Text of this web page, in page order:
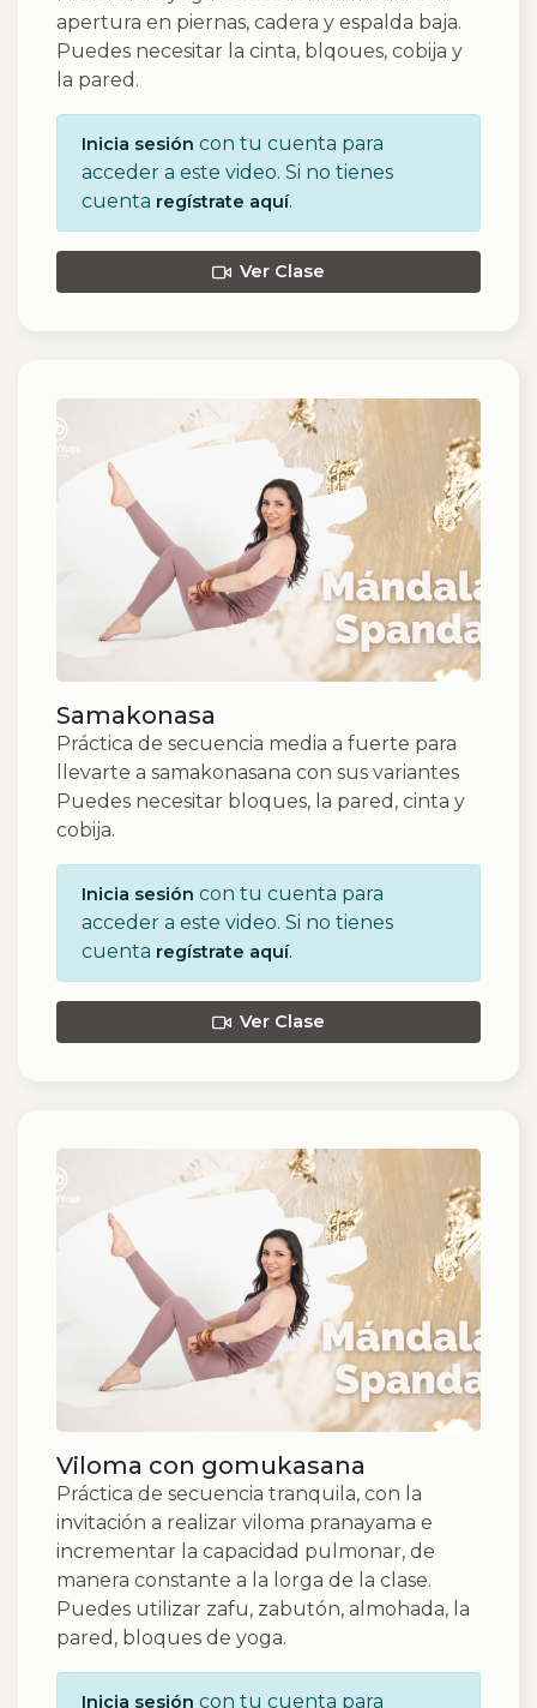
apertura en piernas, cadera y espalda baja.
Puedes necesitar la cinta, blqoues, cobija y
la pared.
Inicia sesión con tu cuenta para
acceder a este video. Si no tienes
cuenta regístrate aquí.
Ver Clase
Samakonasa
Práctica de secuencia media a fuerte para
llevarte a samakonasana con sus variantes
Puedes necesitar bloques, la pared, cinta y
cobija.
Inicia sesión con tu cuenta para
acceder a este video. Si no tienes
cuenta regístrate aquí.
Ver Clase
Viloma con gomukasana
Práctica de secuencia tranquila, con la
invitación a realizar viloma pranayama e
incrementar la capacidad pulmonar, de
manera constante a la lorga de la clase.
Puedes utilizar zafu, zabutón, almohada, la
pared, bloques de yoga.
Inicia sesión con tu cuenta para